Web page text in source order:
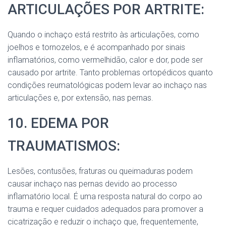
ARTICULAÇÕES POR ARTRITE:
Quando o inchaço está restrito às articulações, como
joelhos e tornozelos, e é acompanhado por sinais
inflamatórios, como vermelhidão, calor e dor, pode ser
causado por artrite. Tanto problemas ortopédicos quanto
condições reumatológicas podem levar ao inchaço nas
articulações e, por extensão, nas pernas.
10. EDEMA POR
TRAUMATISMOS:
Lesões, contusões, fraturas ou queimaduras podem
causar inchaço nas pernas devido ao processo
inflamatório local. É uma resposta natural do corpo ao
trauma e requer cuidados adequados para promover a
cicatrização e reduzir o inchaço que, frequentemente,